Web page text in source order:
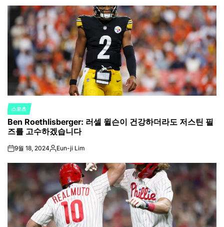
POSTED
IN
스포츠
Ben Roethlisberger: 러셀 윌슨이 건강하더라도 저스틴 필
즈를 고수하겠습니다
on9월 18, 2024Posted
Eun-ji Lim